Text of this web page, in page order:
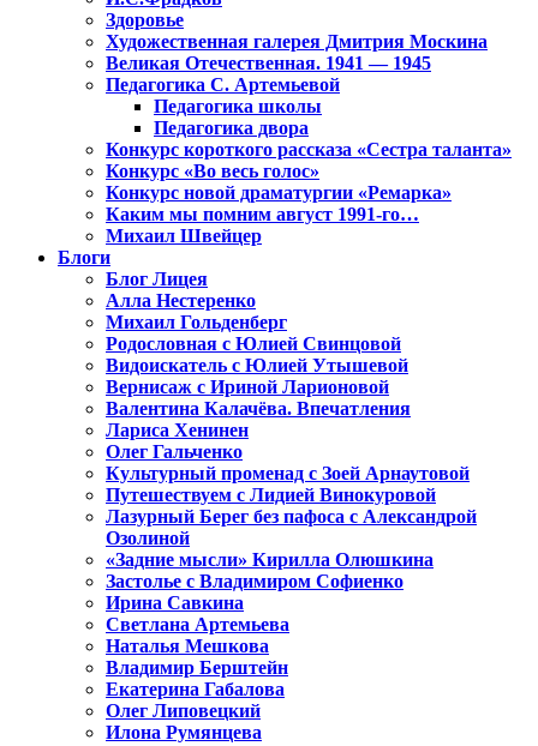
Здоровье
Художественная галерея Дмитрия Москина
Великая Отечественная. 1941 — 1945
Педагогика С. Артемьевой
Педагогика школы
Педагогика двора
Конкурс короткого рассказа «Сестра таланта»
Конкурс «Во весь голос»
Конкурс новой драматургии «Ремарка»
Каким мы помним август 1991-го…
Михаил Швейцер
Блоги
Блог Лицея
Алла Нестеренко
Михаил Гольденберг
Родословная с Юлией Свинцовой
Видоискатель с Юлией Утышевой
Вернисаж с Ириной Ларионовой
Валентина Калачёва. Впечатления
Лариса Хенинен
Олег Гальченко
Культурный променад с Зоей Арнаутовой
Путешествуем с Лидией Винокуровой
Лазурный Берег без пафоса с Александрой
Озолиной
«Задние мысли» Кирилла Олюшкина
Застолье с Владимиром Софиенко
Ирина Савкина
Светлана Артемьева
Наталья Мешкова
Владимир Берштейн
Екатерина Габалова
Олег Липовецкий
Илона Румянцева